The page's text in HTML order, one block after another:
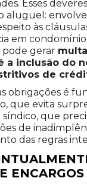
Esses
aluguel:
às
em
gerar
a inclusão do
de
obrigações é
que evita
que
de
das regras
ENCARGOS